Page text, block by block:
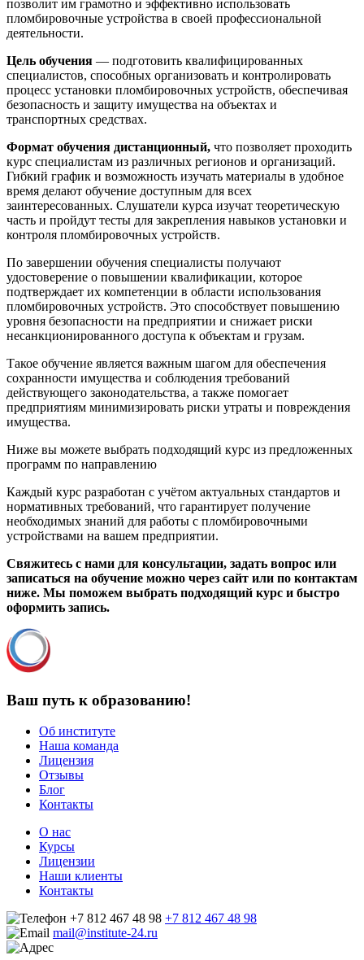
позволит им грамотно и эффективно использовать
пломбировочные устройства в своей профессиональной
деятельности.
Цель обучения — подготовить квалифицированных
специалистов, способных организовать и контролировать
процесс установки пломбировочных устройств, обеспечивая
безопасность и защиту имущества на объектах и
транспортных средствах.
Формат обучения дистанционный, что позволяет проходить
курс специалистам из различных регионов и организаций.
Гибкий график и возможность изучать материалы в удобное
время делают обучение доступным для всех
заинтересованных. Слушатели курса изучат теоретическую
часть и пройдут тесты для закрепления навыков установки и
контроля пломбировочных устройств.
По завершении обучения специалисты получают
удостоверение о повышении квалификации, которое
подтверждает их компетенции в области использования
пломбировочных устройств. Это способствует повышению
уровня безопасности на предприятии и снижает риски
несанкционированного доступа к объектам и грузам.
Такое обучение является важным шагом для обеспечения
сохранности имущества и соблюдения требований
действующего законодательства, а также помогает
предприятиям минимизировать риски утраты и повреждения
имущества.
Ниже вы можете выбрать подходящий курс из предложенных
программ по направлению
Каждый курс разработан с учётом актуальных стандартов и
нормативных требований, что гарантирует получение
необходимых знаний для работы с пломбировочными
устройствами на вашем предприятии.
Свяжитесь с нами для консультации, задать вопрос или
записаться на обучение можно через сайт или по контактам
ниже. Мы поможем выбрать подходящий курс и быстро
оформить запись.
Ваш путь к образованию!
Об институте
Наша команда
Лицензия
Отзывы
Блог
Контакты
О нас
Курсы
Лицензии
Наши клиенты
Контакты
+7 812 467 48 98 +7 812 467 48 98
mail@institute-24.ru